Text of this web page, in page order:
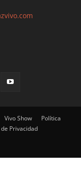
Vivo Show
Política
Privacidad